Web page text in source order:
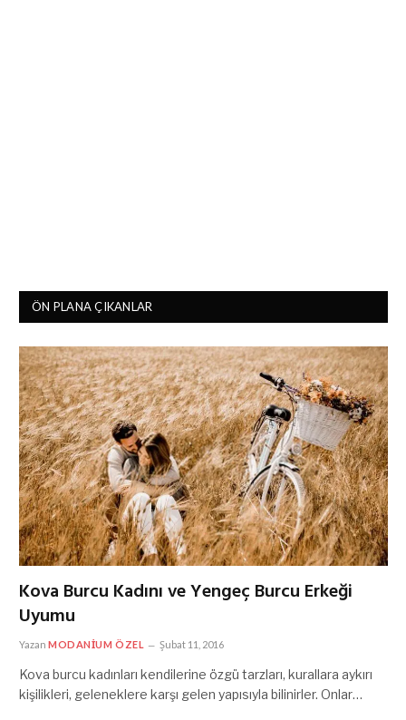
ÖN PLANA ÇIKANLAR
Kova Burcu Kadını ve Yengeç Burcu Erkeği
Uyumu
Yazan MODANIUM ÖZEL Şubat 11, 2016
Kova burcu kadınları kendilerine özgü tarzları, kurallara aykırı
kişilikleri, geleneklere karşı gelen yapısıyla bilinirler. Onlar…